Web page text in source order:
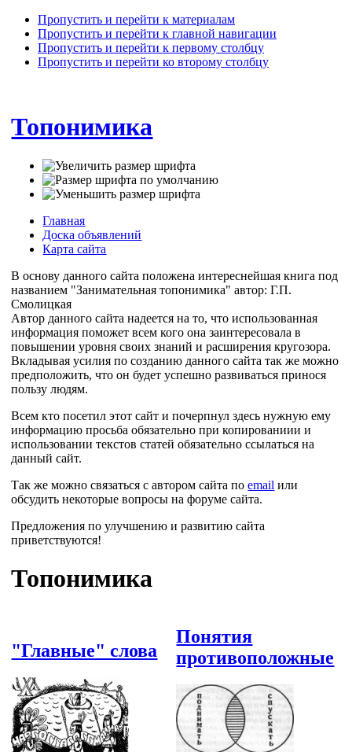
Пропустить и перейти к материалам
Пропустить и перейти к главной навигации
Пропустить и перейти к первому столбцу
Пропустить и перейти ко второму столбцу
Топонимика
Главная
Доска объявлений
Карта сайта
В основу данного сайта положена интереснейшая книга под
названием "Занимательная топонимика" автор: Г.П.
Смолицкая
Автор данного сайта надеется на то, что использованная
информация поможет всем кого она заинтересовала в
повышении уровня своих знаний и расширения кругозора.
Вкладывая усилия по созданию данного сайта так же можно
предположить, что он будет успешно развиваться принося
пользу людям.
Всем кто посетил этот сайт и почерпнул здесь нужную ему
информацию просьба обязательно при копированиии и
использовании текстов статей обязательно ссылаться на
данный сайт.
Так же можно связаться с автором сайта поemail или
обсудить некоторые вопросы на форуме сайта.
Предложения по улучшению и развитию сайта
приветствуются!
Топонимика
"Главные" слова
Понятия
противоположные